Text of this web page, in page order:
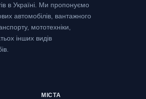
в Україні. Ми пропонуємо
автомобілів, вантажного
мототехніки,
інших видів
МІСТА